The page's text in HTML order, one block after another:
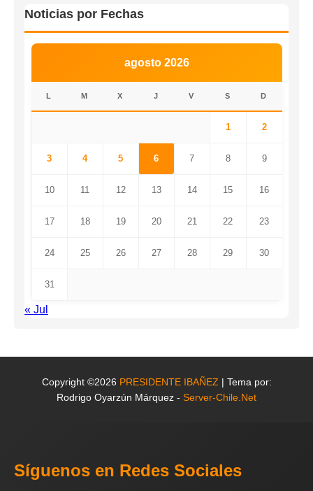
Noticias por Fechas
agosto 2026
L M X J V S D
1 2
3 4 5 6 7 8 9
10 11 12 13 14 15 16
17 18 19 20 21 22 23
24 25 26 27 28 29 30
31
« Jul
Copyright ©2026 PRESIDENTE IBAÑEZ | Tema por:
Rodrigo Oyarzún Márquez - Server-Chile.Net
Síguenos en Redes Sociales